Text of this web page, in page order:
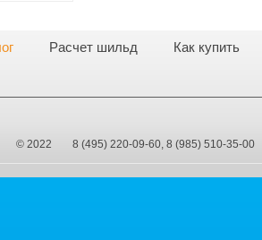
Расчет шильд Как купить
© 2022 8 (495) 220-09-60, 8 (985) 510-35-